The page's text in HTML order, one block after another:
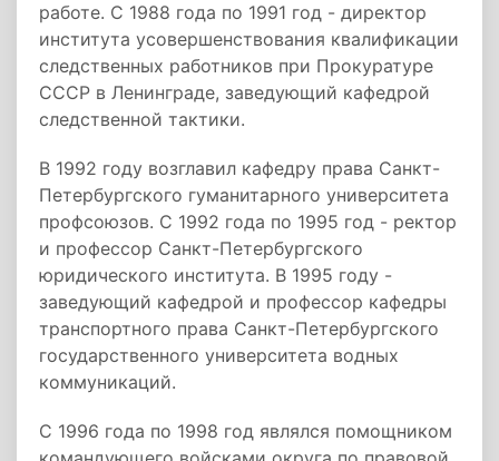
работе. С 1988 года по 1991 год - директор
института усовершенствования квалификации
следственных работников при Прокуратуре
СССР в Ленинграде, заведующий кафедрой
следственной тактики.
В 1992 году возглавил кафедру права Санкт-
Петербургского гуманитарного университета
профсоюзов. С 1992 года по 1995 год - ректор
и профессор Санкт-Петербургского
юридического института. В 1995 году -
заведующий кафедрой и профессор кафедры
транспортного права Санкт-Петербургского
государственного университета водных
коммуникаций.
С 1996 года по 1998 год являлся помощником